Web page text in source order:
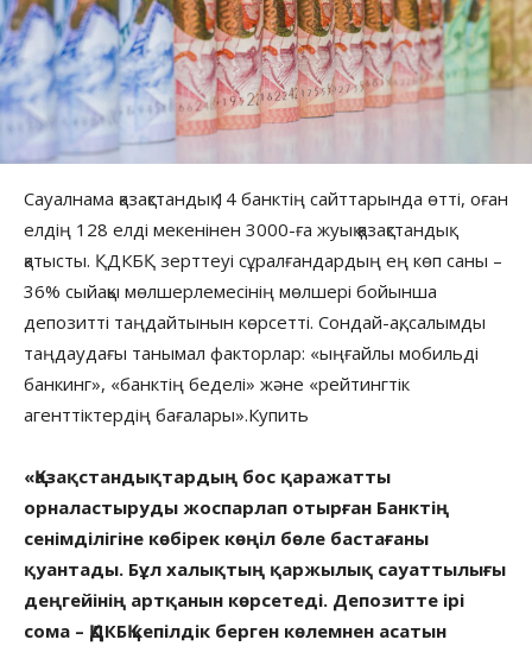
Сауалнама қазақстандық 14 банктің сайттарында өтті, оған
елдің 128 елді мекенінен 3000-ға жуық қазақстандық
қатысты. ҚДКБҚ зерттеуі сұралғандардың ең көп саны –
36% сыйақы мөлшерлемесінің мөлшері бойынша
депозитті таңдайтынын көрсетті. Сондай-ақ, салымды
таңдаудағы танымал факторлар: «ыңғайлы мобильді
банкинг», «банктің беделі» және «рейтингтік
агенттіктердің бағалары».Купить
«Қазақстандықтардың бос қаражатты
орналастыруды жоспарлап отырған Банктің
сенімділігіне көбірек көңіл бөле бастағаны
қуантады. Бұл халықтың қаржылық сауаттылығы
деңгейінің артқанын көрсетеді. Депозитте ірі
сома – ҚДКБҚ кепілдік берген көлемнен асатын